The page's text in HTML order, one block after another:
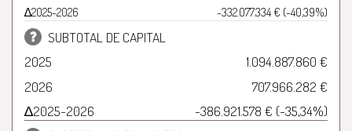
∆2025-2026
-332.077.334 € (-40,39%)
SUBTOTAL DE CAPITAL
2025
1.094.887.860 €
2026
707.966.282 €
∆2025-2026
-386.921.578 € (-35,34%)